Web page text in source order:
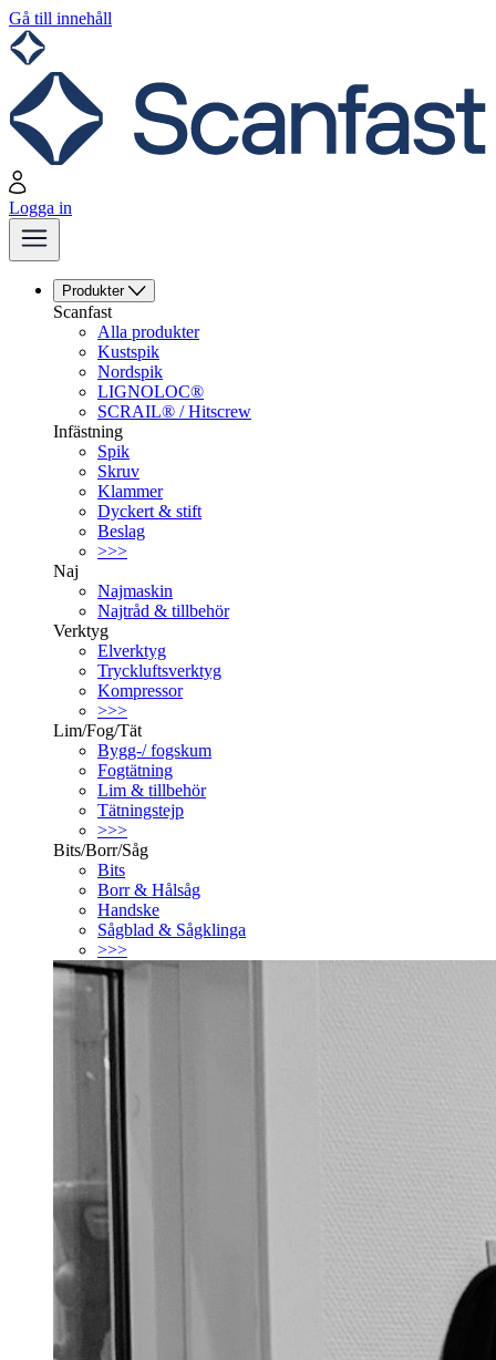
Gå till innehåll
Logga in
Produkter
Scanfast
Alla produkter
Kustspik
Nordspik
LIGNOLOC®
SCRAIL® / Hitscrew
Infästning
Spik
Skruv
Klammer
Dyckert & stift
Beslag
>>>
Naj
Najmaskin
Najtråd & tillbehör
Verktyg
Elverktyg
Tryckluftsverktyg
Kompressor
>>>
Lim/Fog/Tät
Bygg-/ fogskum
Fogtätning
Lim & tillbehör
Tätningstejp
>>>
Bits/Borr/Såg
Bits
Borr & Hålsåg
Handske
Sågblad & Sågklinga
>>>